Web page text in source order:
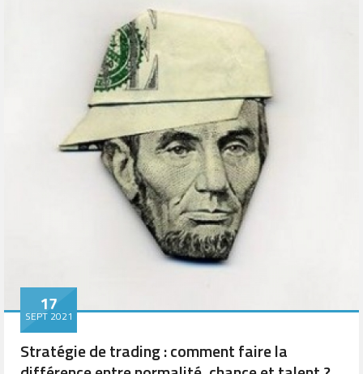
17
SEPT 2021
Stratégie de trading : comment faire la